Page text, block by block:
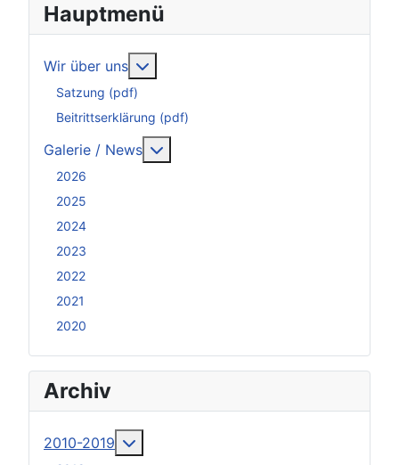
Hauptmenü
Wir über uns
Satzung (pdf)
Beitrittserklärung (pdf)
Galerie / News
2026
2025
2024
2023
2022
2021
2020
Archiv
2010-2019